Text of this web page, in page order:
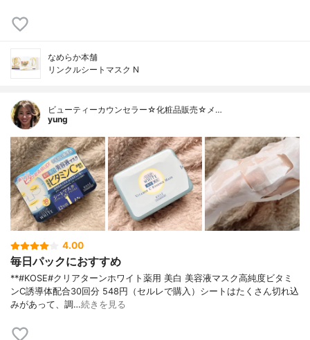
なめらか本舗
リンクルシートマスク N
ビューティーカウンセラー☆化粧品販売☆メ…
yung
4.00
毎日パックにおすすめ
**#KOSE#クリアターンホワイト薬用 美白 美容液マスク高純度ビタミ
ンC誘導体配合⁡30回分 548円（セルレで購入）⁡シートはたくさん切れ込
みがあって、調…続きを見る